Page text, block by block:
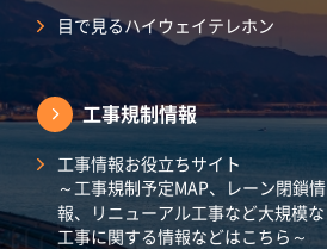
目で見るハイウェイテレホン
工事規制情報
工事情報お役立ちサイト
～工事規制予定MAP、レーン閉鎖情
報、リニューアル工事など大規模な
工事に関する情報などはこちら～